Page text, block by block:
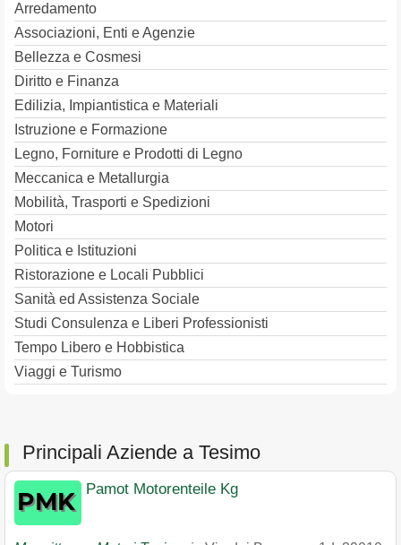
Arredamento
Associazioni, Enti e Agenzie
Bellezza e Cosmesi
Diritto e Finanza
Edilizia, Impiantistica e Materiali
Istruzione e Formazione
Legno, Forniture e Prodotti di Legno
Meccanica e Metallurgia
Mobilità, Trasporti e Spedizioni
Motori
Politica e Istituzioni
Ristorazione e Locali Pubblici
Sanità ed Assistenza Sociale
Studi Consulenza e Liberi Professionisti
Tempo Libero e Hobbistica
Viaggi e Turismo
Principali Aziende a Tesimo
Pamot Motorenteile Kg